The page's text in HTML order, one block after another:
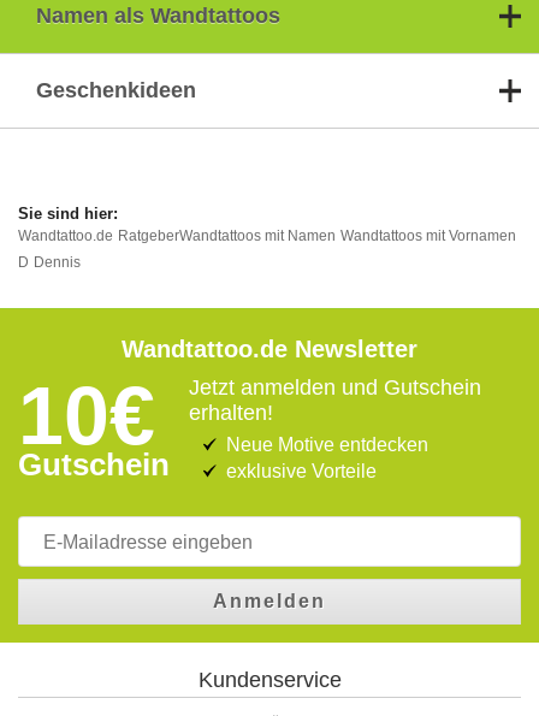
Namen als Wandtattoos
Geschenkideen
Wandtattoo.de RatgeberWandtattoos mit Namen Wandtattoos mit Vornamen
D Dennis
Wandtattoo.de Newsletter
10€
Gutschein
Jetzt anmelden und Gutschein
erhalten!
Neue Motive entdecken
exklusive Vorteile
Anmelden
Kundenservice